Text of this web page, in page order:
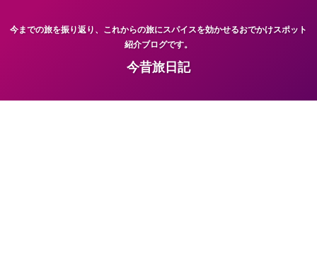
今までの旅を振り返り、これからの旅にスパイスを効かせるおでかけスポット
紹介ブログです。
今昔旅日記